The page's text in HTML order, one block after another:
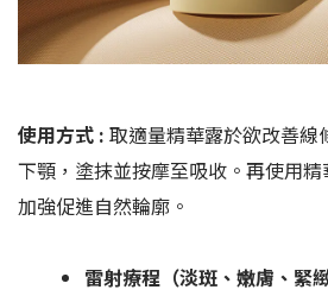
使用方式 : 取適量精華露於欲改善線
下顎，塗抹並按摩至吸收。再使用精
加強促進自然輪廓。
雷射療程（淡斑、嫩膚、緊緻